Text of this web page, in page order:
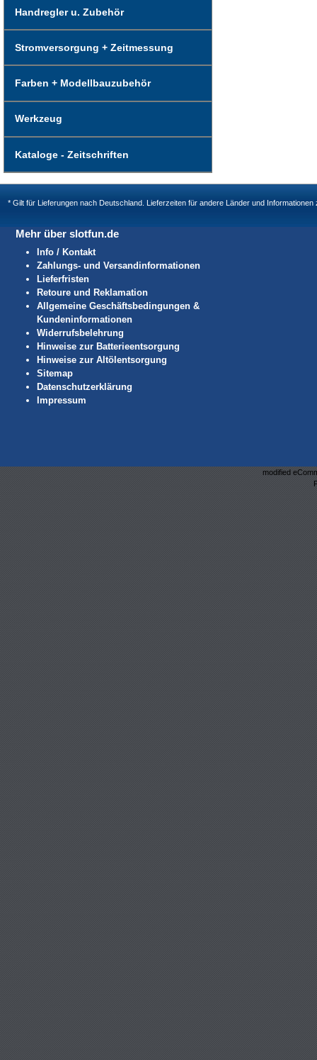
Handregler u. Zubehör
Stromversorgung + Zeitmessung
Farben + Modellbauzubehör
Werkzeug
Kataloge - Zeitschriften
* Gilt für Lieferungen nach Deutschland. Lieferzeiten für andere Länder und
Mehr über slotfun.de
Info / Kontakt
Zahlungs- und Versandinformationen
Lieferfristen
Retoure und Reklamation
Allgemeine Geschäftsbedingungen &
Kundeninformationen
Widerrufsbelehrung
Hinweise zur Batterieentsorgung
Hinweise zur Altölentsorgung
Sitemap
Datenschutzerklärung
Impressum
modified